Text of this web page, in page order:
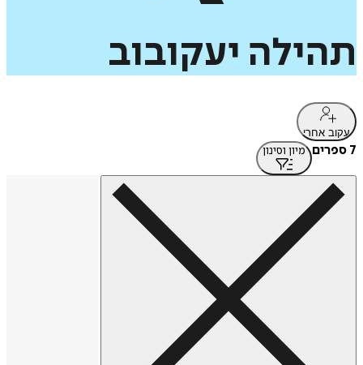
תהילה יעקובוב
עקוב אחרי
7 ספרים מיון וסינון